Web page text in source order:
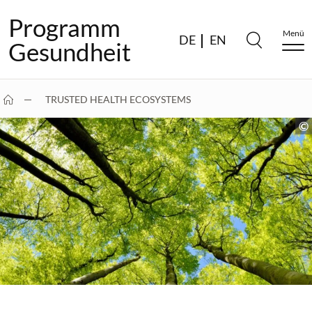
Programm
Gesundheit
DE EN Menü
TRUSTED HEALTH ECOSYSTEMS
KONZEPT FÜR EIN…